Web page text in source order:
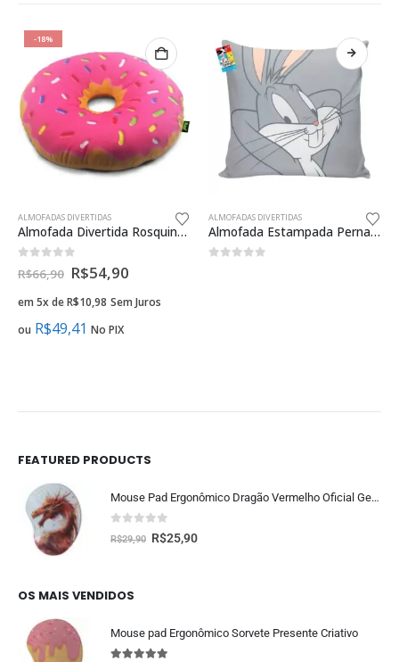
-18%
ALMOFADAS DIVERTIDAS
Almofada Divertida Rosquinha Donut Morango Presente Criativo Geek
fora de 5
R$66,90 R$54,90
em 5x deR$10,98 Sem Juros
ou R$49,41 No PIX
ALMOFADAS DIVERTIDAS
Almofada Estampada Pernalonga Oficial 40x40cm
FEATURED PRODUCTS
Mouse Pad Ergonômico Dragão Vermelho Oficial Geek Vip
fora de 5
R$29,90 R$25,90
OS MAIS VENDIDOS
Mouse pad Ergonômico Sorvete Presente Criativo